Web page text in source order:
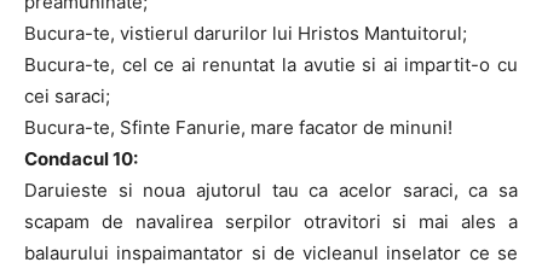
Bucura-te, vistierul darurilor lui Hristos Mantuitorul;
Bucura-te, cel ce ai renuntat la avutie si ai impartit-o cu
cei saraci;
Bucura-te, Sfinte Fanurie, mare facator de minuni!
Condacul 10:
Daruieste si noua ajutorul tau ca acelor saraci, ca sa
scapam de navalirea serpilor otravitori si mai ales a
balaurului inspaimantator si de vicleanul inselator ce se